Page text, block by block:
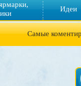
Идеи
Самые